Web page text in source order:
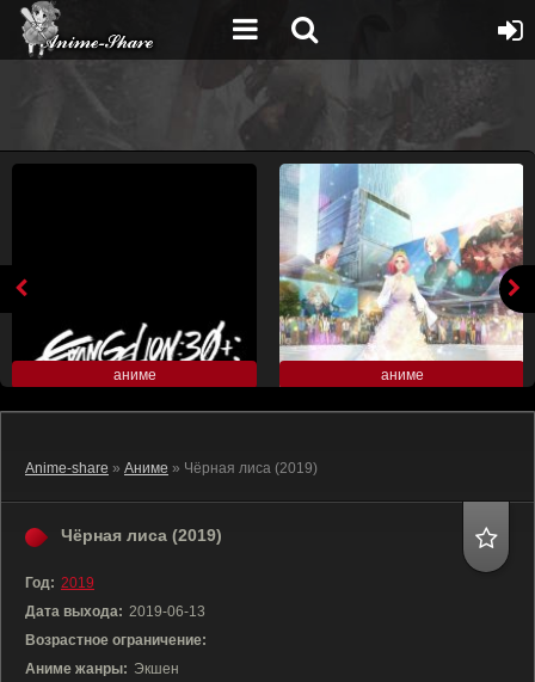
аниме аниме
Anime-share » Аниме » Чёрная лиса (2019)
Чёрная лиса (2019)
Год: 2019
Дата выхода: 2019-06-13
Возрастное ограничение:
Аниме жанры: Экшен